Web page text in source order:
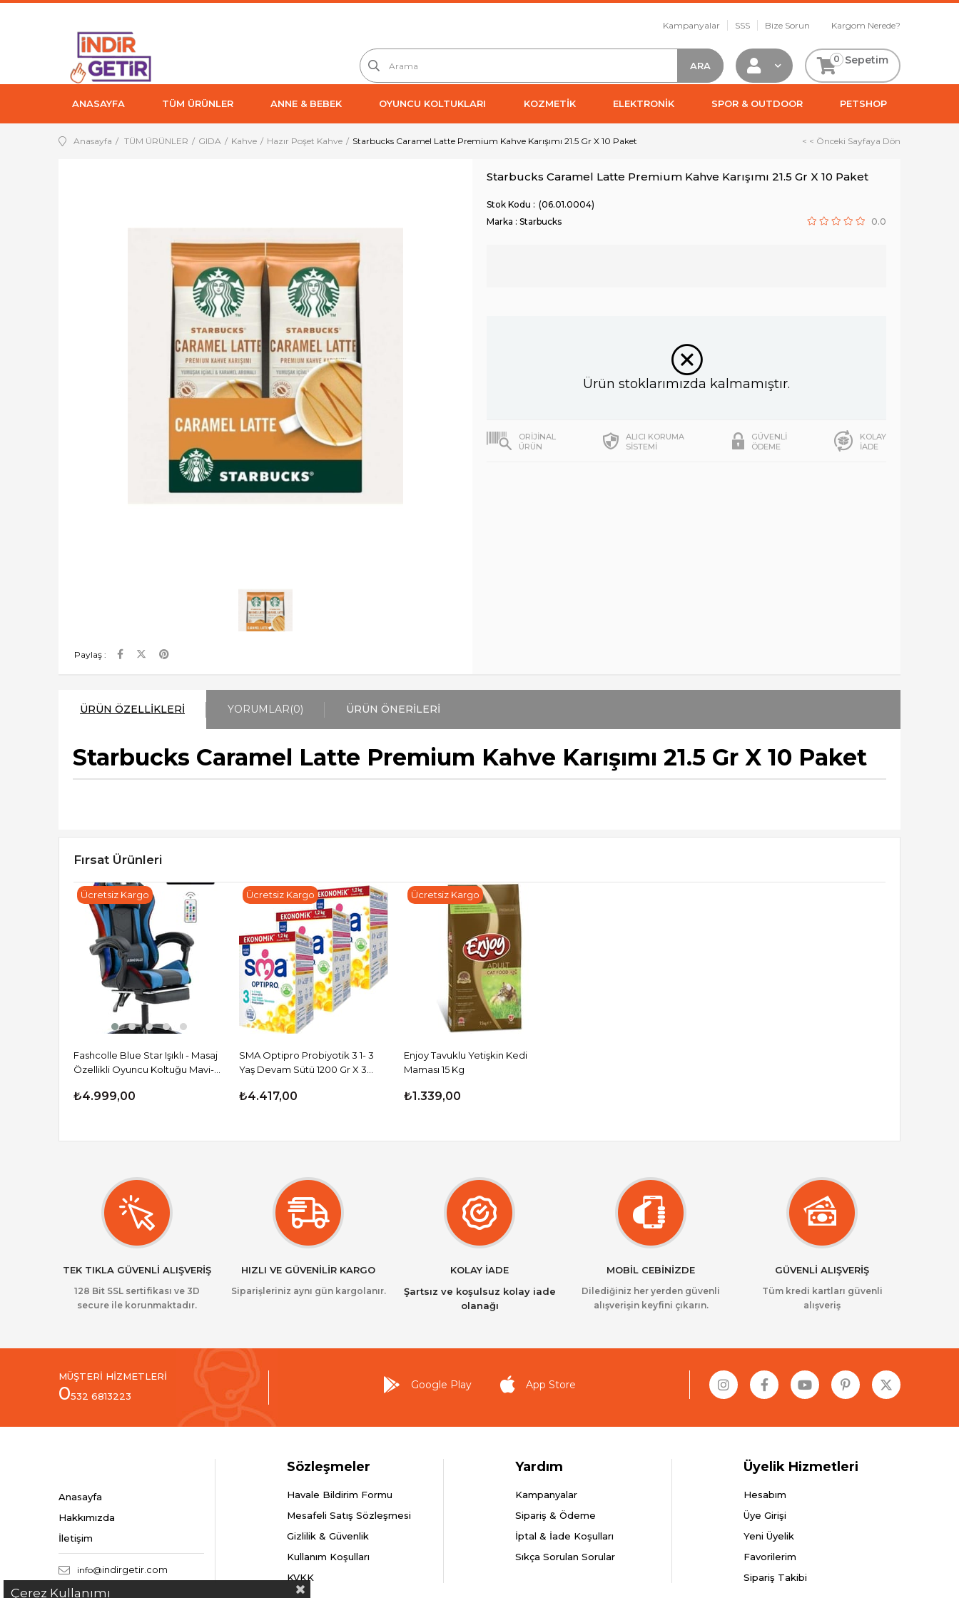
Kampanyalar SSS Bize Sorun Kargom Nerede?
Sepetim
0
ANASAYFA TÜM ÜRÜNLER ANNE & BEBEK OYUNCU KOLTUKLARI KOZMETİK ELEKTRONİK SPOR & OUTDOOR PETSHOP
Anasayfa TÜM ÜRÜNLER GIDA Kahve Hazır Poşet Kahve Starbucks Caramel Latte Premium Kahve Karışımı 21.5 Gr X 10 Paket < < Önceki Sayfaya Dön
Paylaş :
Starbucks Caramel Latte Premium Kahve Karışımı 21.5 Gr X 10 Paket
(06.01.0004)
Marka : Starbucks 0.0
Ürün stoklarımızda kalmamıştır.
ORİJİNAL
ÜRÜN
ALICI KORUMA
SİSTEMİ
GÜVENLİ
ÖDEME
KOLAY
İADE
ÜRÜN ÖZELLIKLERI YORUMLAR(0) ÜRÜN ÖNERILERI
Starbucks Caramel Latte Premium Kahve Karışımı 21.5 Gr X 10 Paket
Fırsat Ürünleri
Fashcolle Blue Star Işıklı - Masaj
Özellikli Oyuncu Koltuğu Mavi-
₺4.999,00
Ücretsiz Kargo
SMA Optipro Probiyotik 3 1- 3
Yaş Devam Sütü 1200 Gr X 3
₺4.417,00
Ücretsiz Kargo
Enjoy Tavuklu Yetişkin Kedi
Maması 15 Kg
₺1.339,00
Ücretsiz Kargo
TEK TIKLA GÜVENLİ ALIŞVERİŞ
128 Bit SSL sertifikası ve 3D
secure ile korunmaktadır.
HIZLI VE GÜVENİLİR KARGO
Siparişleriniz aynı gün kargolanır.
KOLAY İADE
Şartsız ve koşulsuz kolay iade
olanağı
MOBİL CEBİNİZDE
Dilediğiniz her yerden güvenli
alışverişin keyfini çıkarın.
GÜVENLİ ALIŞVERİŞ
Tüm kredi kartları güvenli
alışveriş
MÜŞTERİ HİZMETLERİ
0532 6813223
Google Play App Store
Anasayfa
Hakkımızda
İletişim
info@indirgetir.com
Sözleşmeler
Havale Bildirim Formu
Mesafeli Satış Sözleşmesi
Gizlilik & Güvenlik
Kullanım Koşulları
KVKK
Yardım
Kampanyalar
Sipariş & Ödeme
İptal & İade Koşulları
Sıkça Sorulan Sorular
Üyelik Hizmetleri
Hesabım
Üye Girişi
Yeni Üyelik
Favorilerim
Sipariş Takibi
Çerez Kullanımı